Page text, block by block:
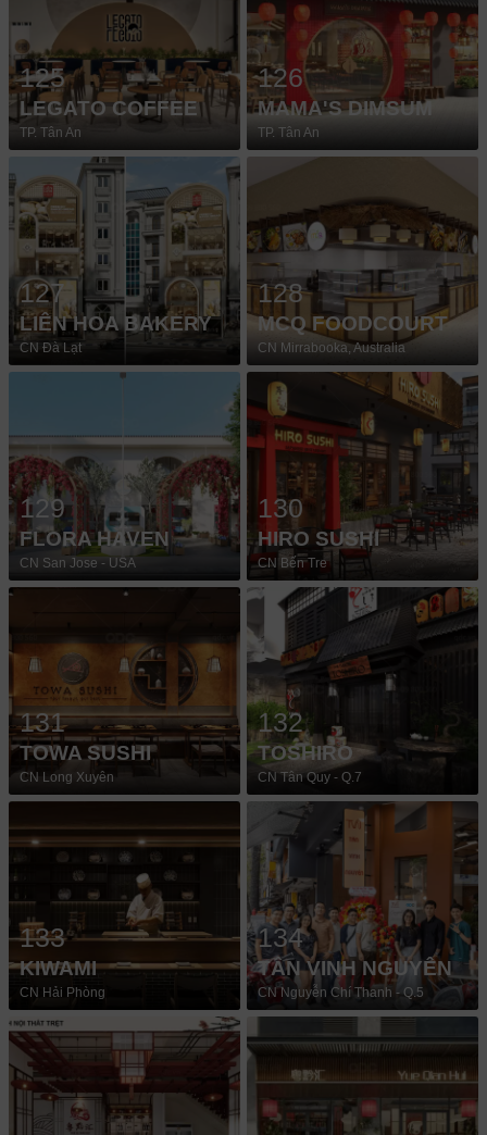
125
LEGATO COFFEE
TP. Tân An
126
MAMA'S DIMSUM
TP. Tân An
127
LIÊN HOA BAKERY
CN Đà Lạt
128
MCQ FOODCOURT
CN Mirrabooka, Australia
129
FLORA HAVEN
CN San Jose - USA
130
HIRO SUSHI
CN Bến Tre
131
TOWA SUSHI
CN Long Xuyên
132
TOSHIRO
CN Tân Quy - Q.7
133
KIWAMI
CN Hải Phòng
134
TÂN VINH NGUYÊN
CN Nguyễn Chí Thanh - Q.5